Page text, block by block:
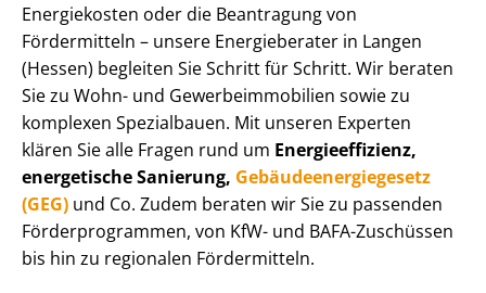
Energiekosten oder die Beantragung von
Fördermitteln – unsere Energieberater in Langen
(Hessen) begleiten Sie Schritt für Schritt. Wir beraten
Sie zu Wohn- und Ge­wer­be­im­mo­bi­li­en sowie zu
komplexen Spezialbauen. Mit unseren Experten
klären Sie alle Fragen rund um En­er­gie­ef­fi­zi­enz,
energetische Sanierung, Ge­bäu­de­en­er­gie­ge­setz
(GEG) und Co. Zudem beraten wir Sie zu passenden
För­der­pro­gram­men, von KfW- und BAFA-Zuschüssen
bis hin zu regionalen Fördermitteln.